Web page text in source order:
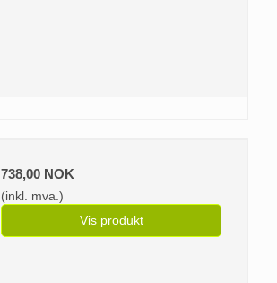
738,00 NOK
(inkl. mva.)
Vis produkt